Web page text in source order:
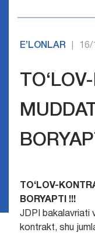
E’LONLAR
TО‘LOV-
BORYAPTI !!!
JDPI bakalavriati
kontrakt, shu